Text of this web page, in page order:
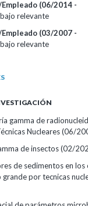
(06/2014 -
relevante
(03/2007 -
relevante
gamma de
Nucleares (06/
de insectos (02/
de sedimentos en los
grande por tecnicas